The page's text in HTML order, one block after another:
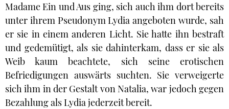
Madame Ein und Aus ging, sich auch ihm dort bereits
unter ihrem Pseudonym Lydia angeboten wurde, sah
er sie in einem anderen Licht. Sie hatte ihn bestraft
und gedemütigt, als sie dahinterkam, dass er sie als
Weib kaum beachtete, sich seine erotischen
Befriedigungen auswärts suchten. Sie verweigerte
sich ihm in der Gestalt von Natalia, war jedoch gegen
Bezahlung als Lydia jederzeit bereit.